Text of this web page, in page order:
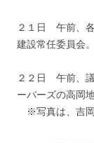
２１日 午前、
建設常任委員会。
２２日 午前、
ーバーズの高岡
※写真は、吉岡